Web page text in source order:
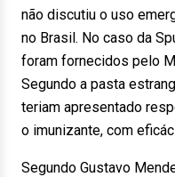
não discutiu o uso
no Brasil. No caso da
foram fornecidos pelo
Segundo a pasta
teriam apresentado
o imunizante, com
Segundo Gustavo